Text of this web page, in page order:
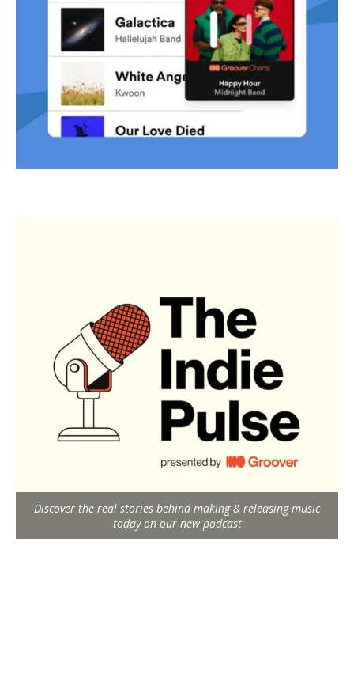
Discover the real stories behind making & releasing music
today on our new podcast